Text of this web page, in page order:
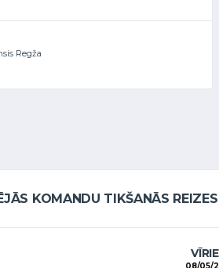
Regža
KOMANDU TIKŠANĀS REIZES